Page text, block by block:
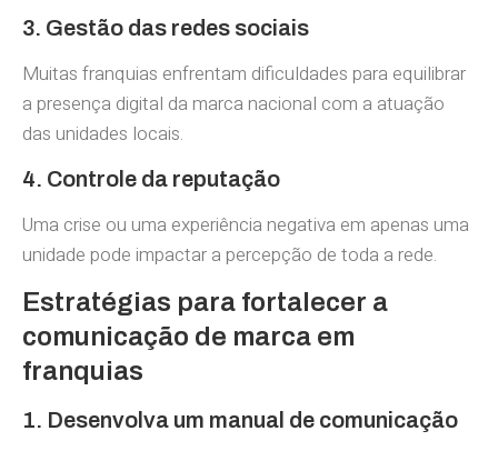
3. Gestão das redes sociais
Muitas franquias enfrentam dificuldades para equilibrar
a presença digital da marca nacional com a atuação
das unidades locais.
4. Controle da reputação
Uma crise ou uma experiência negativa em apenas uma
unidade pode impactar a percepção de toda a rede.
Estratégias para fortalecer a
comunicação de marca em
franquias
1. Desenvolva um manual de comunicação